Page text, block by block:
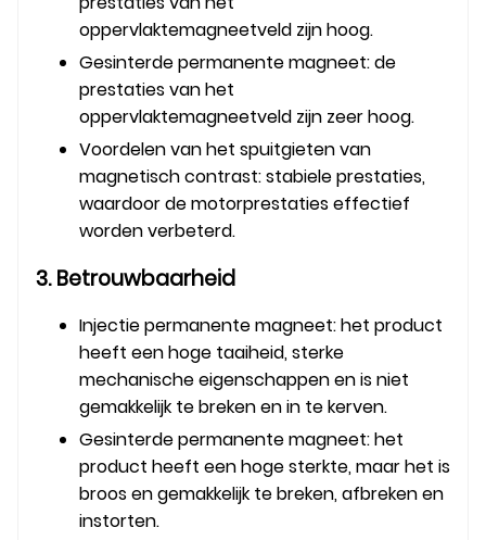
oppervlaktemagneetveld zijn hoog.
Gesinterde permanente magneet: de
prestaties van het
oppervlaktemagneetveld zijn zeer hoog.
Voordelen van het spuitgieten van
magnetisch contrast: stabiele prestaties,
waardoor de motorprestaties effectief
worden verbeterd.
3. Betrouwbaarheid
Injectie permanente magneet: het product
heeft een hoge taaiheid, sterke
mechanische eigenschappen en is niet
gemakkelijk te breken en in te kerven.
Gesinterde permanente magneet: het
product heeft een hoge sterkte, maar het is
broos en gemakkelijk te breken, afbreken en
instorten.